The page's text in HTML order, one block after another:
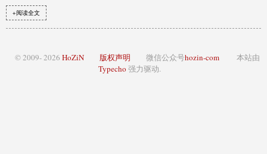
+阅读全文
© 2009- 2026 HoZiN 版权声明 微信公众号hozin-com
本站由
Typecho 强力驱动.